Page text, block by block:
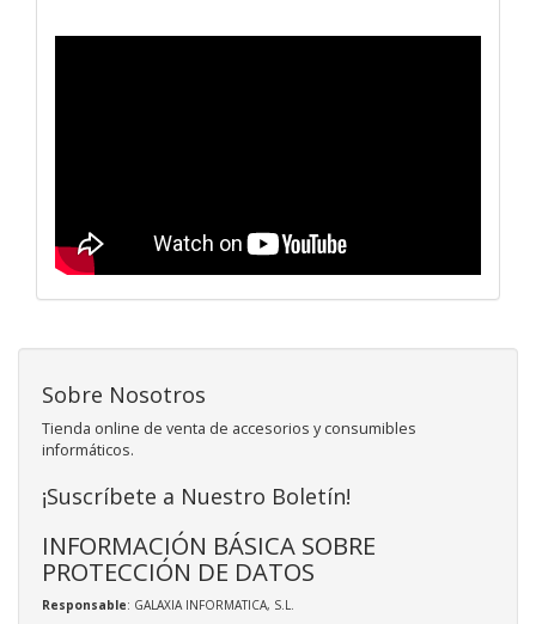
Sobre Nosotros
Tienda online de venta de accesorios y consumibles
informáticos.
¡Suscríbete a Nuestro Boletín!
INFORMACIÓN BÁSICA SOBRE
PROTECCIÓN DE DATOS
Responsable: GALAXIA INFORMATICA, S.L.